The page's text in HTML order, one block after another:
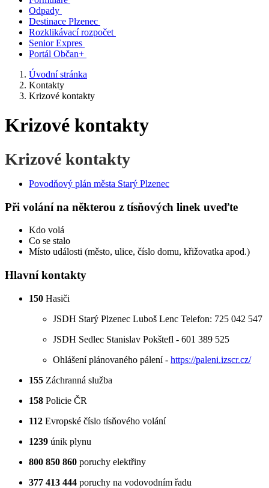
Odpady
Destinace Plzenec
Rozklikávací rozpočet
Senior Expres
Portál Občan+
Úvodní stránka
Kontakty
Krizové kontakty
Krizové kontakty
Krizové kontakty
Povodňový plán města Starý Plzenec
Při volání na některou z tísňových linek uveďte
Kdo volá
Co se stalo
Místo události (město, ulice, číslo domu, křižovatka apod.)
Hlavní kontakty
150 Hasiči
JSDH Starý Plzenec Luboš Lenc Telefon: 725 042 547
JSDH Sedlec Stanislav Pokštefl - 601 389 525
Ohlášení plánovaného pálení - https://paleni.izscr.cz/
155 Záchranná služba
158 Policie ČR
112 Evropské číslo tísňového volání
1239 únik plynu
800 850 860 poruchy elektřiny
377 413 444 poruchy na vodovodním řadu